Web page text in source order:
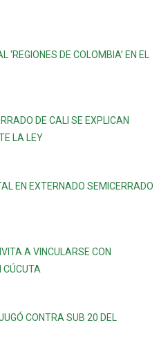
‘REGIONES DE COLOMBIA’ EN EL
DE CALI SE EXPLICAN
LA LEY
EN EXTERNADO SEMICERRADO
A VINCULARSE CON
CÚCUTA
CONTRA SUB 20 DEL